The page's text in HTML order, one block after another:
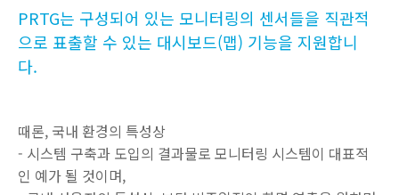
PRTG는 구성되어 있는 모니터링의 센서들을 직관적
으로 표출할 수 있는 대시보드(맵) 기능을 지원합니
다.
때론, 국내 환경의 특성상
- 시스템 구축과 도입의 결과물로 모니터링 시스템이 대표적
인 예가 될 것이며,